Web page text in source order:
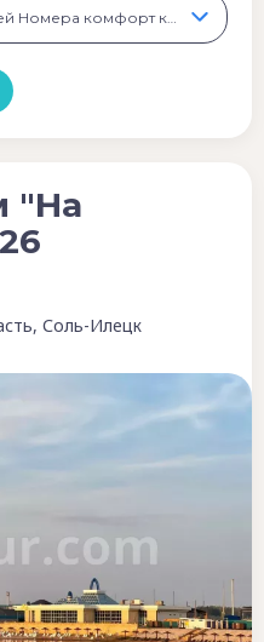
07.08.2026 - 16.08.2026, 10 дней Номера комфорт класса, 36 990 ₽
"На
Соль-Илецк